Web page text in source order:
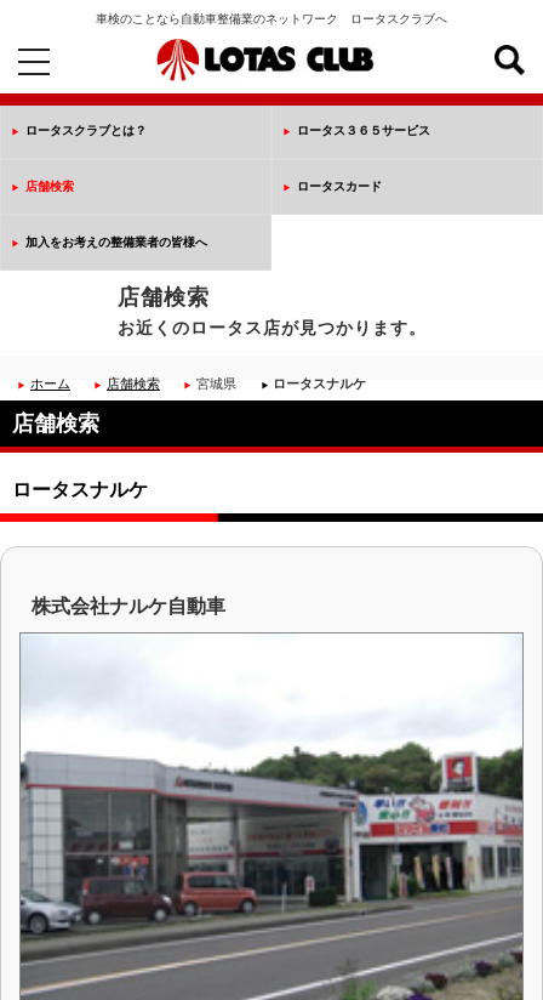
車検のことなら自動車整備業のネットワーク ロータスクラブへ
toggle
navigation
ロータスクラブとは？ ロータス３６５サービス
店舗検索 ロータスカード
加入をお考えの整備業者の皆様へ
店舗検索
お近くのロータス店が見つかります。
ホーム 店舗検索 宮城県 ロータスナルケ
店舗検索
ロータスナルケ
株式会社ナルケ自動車